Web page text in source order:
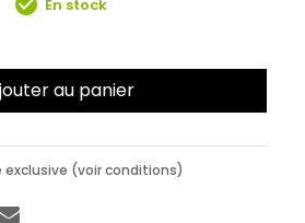
En stock
au panier
exclusive (voir conditions)